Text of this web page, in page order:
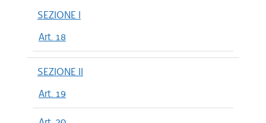
SEZIONE I
Art. 18
SEZIONE II
Art. 19